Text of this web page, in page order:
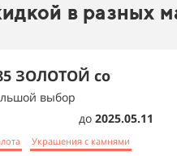
в разных
ЗОЛОТОЙ со
выбор
до 2025.05.11
Украшения с камнями